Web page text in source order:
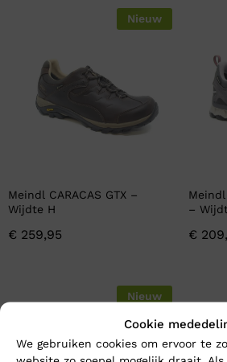
Cookie
We gebruiken cookies om ervoor te
Nieuw
Meindl CARACAS GTX –
Wijdte H
€ 259,95
Meindl
–
€
Nieuw